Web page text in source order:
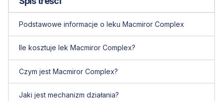
Podstawowe informacje o leku Macmiror Complex
Ile kosztuje lek Macmiror Complex?
Czym jest Macmiror Complex?
Jaki jest mechanizm działania?